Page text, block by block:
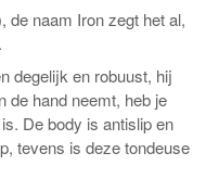
de naam Iron zegt het al,
degelijk en robuust, hij
de hand neemt, heb je
De body is antislip en
tevens is deze tondeuse